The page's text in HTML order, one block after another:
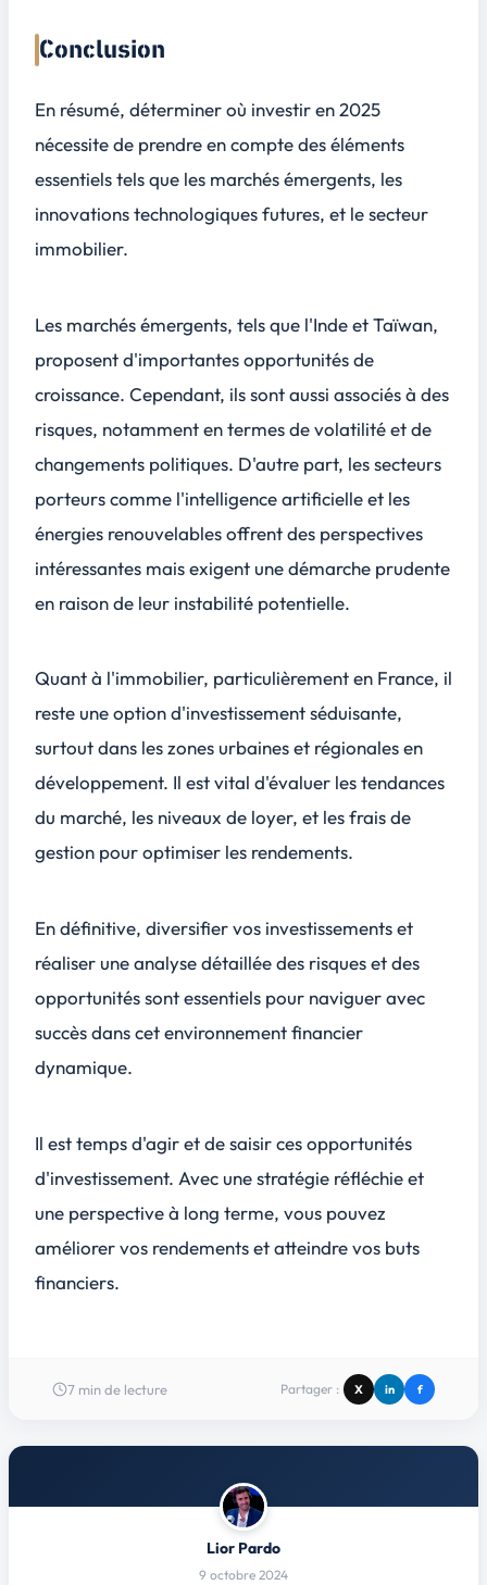
Conclusion
En résumé, déterminer où investir en 2025
nécessite de prendre en compte des éléments
essentiels tels que les marchés émergents, les
innovations technologiques futures, et le secteur
immobilier.
Les marchés émergents, tels que l'Inde et Taïwan,
proposent d'importantes opportunités de
croissance. Cependant, ils sont aussi associés à des
risques, notamment en termes de volatilité et de
changements politiques. D'autre part, les secteurs
porteurs comme l'intelligence artificielle et les
énergies renouvelables offrent des perspectives
intéressantes mais exigent une démarche prudente
en raison de leur instabilité potentielle.
Quant à l'immobilier, particulièrement en France, il
reste une option d'investissement séduisante,
surtout dans les zones urbaines et régionales en
développement. Il est vital d'évaluer les tendances
du marché, les niveaux de loyer, et les frais de
gestion pour optimiser les rendements.
En définitive, diversifier vos investissements et
réaliser une analyse détaillée des risques et des
opportunités sont essentiels pour naviguer avec
succès dans cet environnement financier
dynamique.
Il est temps d'agir et de saisir ces opportunités
d'investissement. Avec une stratégie réfléchie et
une perspective à long terme, vous pouvez
améliorer vos rendements et atteindre vos buts
financiers.
7 min de lecture Partager : X in f
Lior Pardo
9 octobre 2024